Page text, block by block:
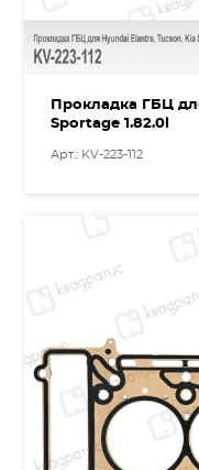
Прокладка ГБЦ
Sportage 1.82.0l
Арт.: KV-223-112